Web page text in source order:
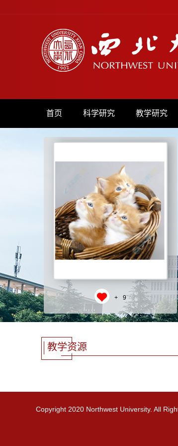
首页 科学研究 教学研究
+ 9
教学资源
Copyright 2020 Northwest University. All